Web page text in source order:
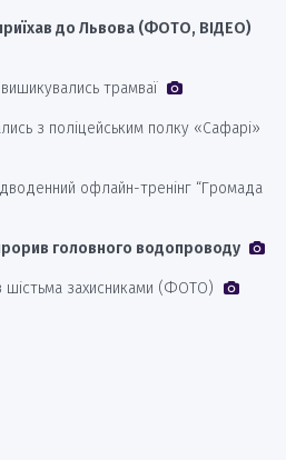
до Львова (ФОТО, ВІДЕО)
трамваї
з поліцейським полку «Сафарі»
офлайн-тренінг “Громада
головного водопроводу
шістьма захисниками (ФОТО)